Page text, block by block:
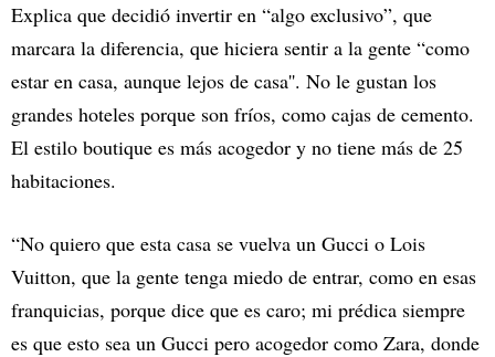
Explica que decidió invertir en “algo exclusivo”, que
marcara la diferencia, que hiciera sentir a la gente “como
estar en casa, aunque lejos de casa''. No le gustan los
grandes hoteles porque son fríos, como cajas de cemento.
El estilo boutique es más acogedor y no tiene más de 25
habitaciones.
“No quiero que esta casa se vuelva un Gucci o Lois
Vuitton, que la gente tenga miedo de entrar, como en esas
franquicias, porque dice que es caro; mi prédica siempre
es que esto sea un Gucci pero acogedor como Zara, donde